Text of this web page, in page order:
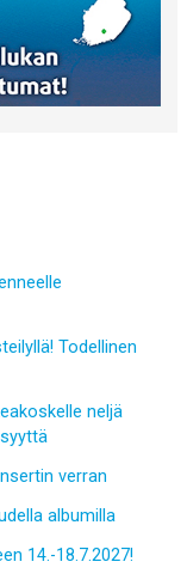
Todellinen
neljä
verran
albumilla
14.-18.7.2027!